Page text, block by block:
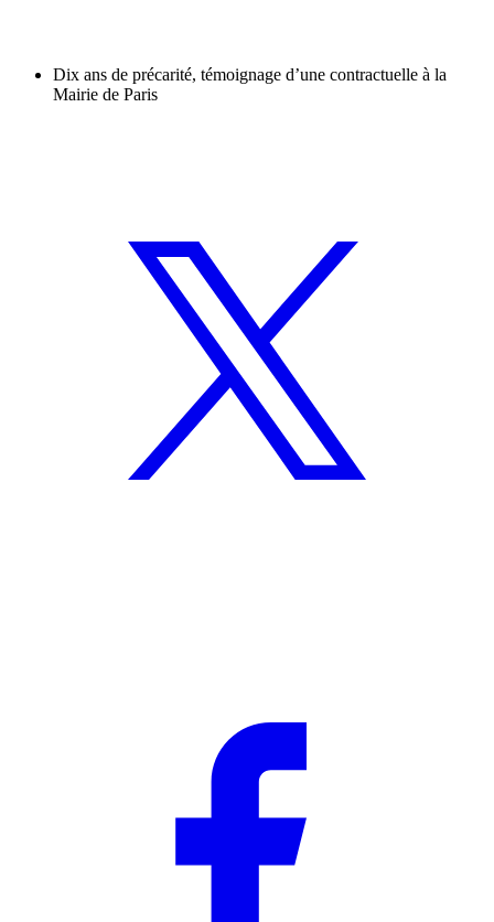
Dix ans de précarité, témoignage d’une contractuelle à la
Mairie de Paris